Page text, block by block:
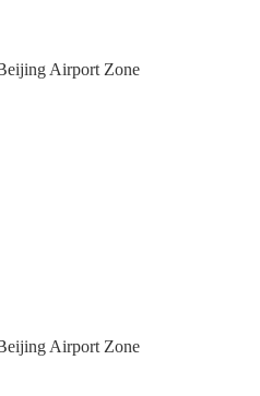
Airport Zone
Airport Zone